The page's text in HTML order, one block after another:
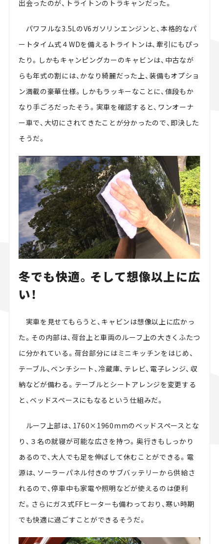
出会ったのが、トライトンのトラキャンだった。
パワフルな3.5LのV6ガソリンエンジンと、本格的なパ
ートタイム式４WDを備えるトライトンは、牽引にもぴっ
たり。しかもキャンピングカーのキャビンは、中古なが
らも年式の割には、かなり綺麗だった上、装備もオプショ
ン満載の豪華仕様。しかもラッキーなことに、値段もか
なり手ごろだったそう。実車を確認すると、ワンオーナ
ー車で、大切にされてきたことが分かったので、即決した
そうだ。
冬でも快適。そして想像以上に広
い！
実車を見せてもらうと、キャビンは想像以上に広かっ
た。その内部は、荷台上と車両のルーフ上の大きくふたつ
に分かれている。荷台部分にはミニキッチンをはじめ、
テーブル、ベンチシート、冷蔵庫、テレビ、電子レンジ、収
納などが備わる。テーブルとシートアレンジを変更する
と、ベッドスペースにもなるという仕組みだ。
ルーフ上部は、1760×1960mmのベッドスペースとな
り、３名の就寝が可能な広さを持つ。奥行きもしっかり
あるので、大人でも足を伸ばして休むことができる。電
源は、ソーラーパネル付きのサブバッテリーから供給さ
れるので、停車中も家電や照明などが使えるのは便利
だ。さらにガス式FFヒーターも備わっており、寒い時期
でも快適に過ごすことができるそうだ。